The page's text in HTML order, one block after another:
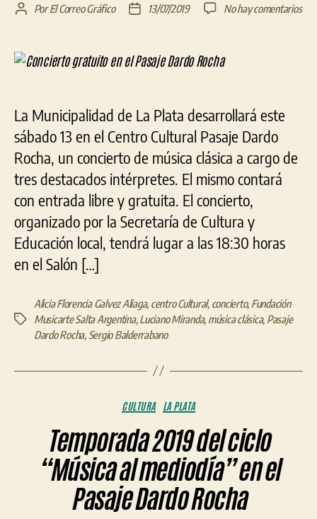
Autor
entrada
PorEl Correo Gráfico
Fecha
entrada
13/07/2019 No hay comentariosen
La Municipalidad de La Plata desarrollará este
sábado 13 en el Centro Cultural Pasaje Dardo
Rocha, un concierto de música clásica a cargo de
tres destacados intérpretes. El mismo contará
con entrada libre y gratuita. El concierto,
organizado por la Secretaría de Cultura y
Educación local, tendrá lugar a las 18:30 horas
en el Salón […]
Etiquetas
Alicia Florencia Galvez Aliaga, centro Cultural, concierto, Fundación
Musicarte Salta Argentina, Luciano Miranda, música clásica, Pasaje
Dardo Rocha, Sergio Balderrabano
Categorías
CULTURA LA PLATA
Temporada 2019 del ciclo
“Música al mediodía” en el
Pasaje Dardo Rocha